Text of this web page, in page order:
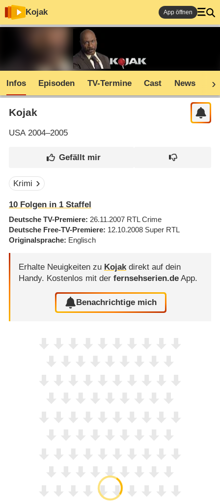
Kojak App öffnen
Infos Episoden TV-Termine Cast News
Kojak
USA2004–2005
Krimi
10Folgen in 1Staffel
Deutsche TV-Premiere 26.11.2007 RTL Crime
Deutsche Free-TV-Premiere 12.10.2008 Super RTL
Originalsprache Englisch
Erhalte Neuigkeiten zu Kojakdirekt auf dein
Handy. Kostenlos mit der fernsehserien.deApp.
Benachrichtige mich